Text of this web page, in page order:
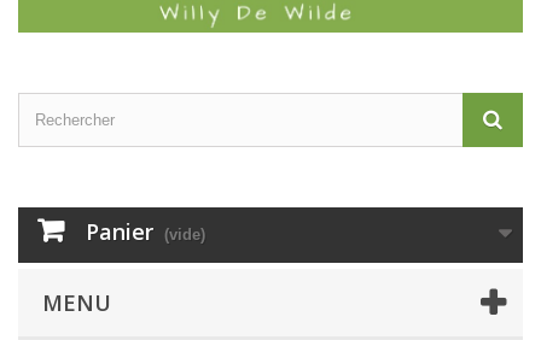
Panier (vide)
MENU